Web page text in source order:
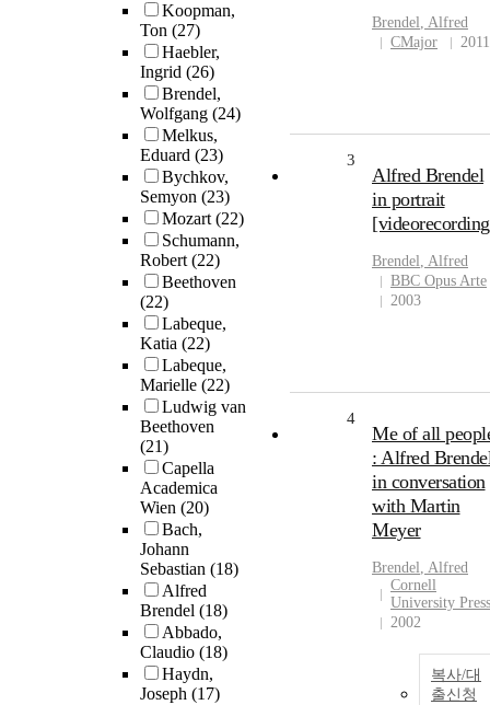
Koopman,
Ton (27)
Haebler,
Ingrid (26)
Brendel,
Wolfgang (24)
Melkus,
Eduard (23)
Bychkov,
Semyon (23)
Mozart(22)
Schumann,
Robert(22)
Beethoven
(22)
Labeque,
Katia (22)
Labeque,
Marielle (22)
Ludwig van
Beethoven
(21)
Capella
Academica
Wien (20)
Bach,
Johann
Sebastian (18)
Alfred
Brendel (18)
Abbado,
Claudio (18)
Haydn,
Joseph (17)
Brendel, Alfred
CMajor
2011
3
Alfred Brendel
in portrait
Brendel, Alfred
BBC Opus Arte
2003
4
Me of all
: Alfred
in conversation
with Martin
Meyer
Brendel, Alfred
Cornell
University Press
2002
복사/대
출신청